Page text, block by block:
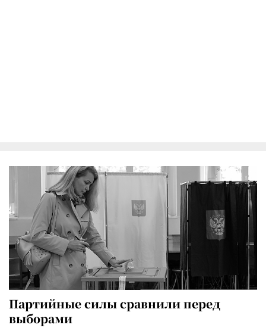
Партийные силы сравнили перед
выборами